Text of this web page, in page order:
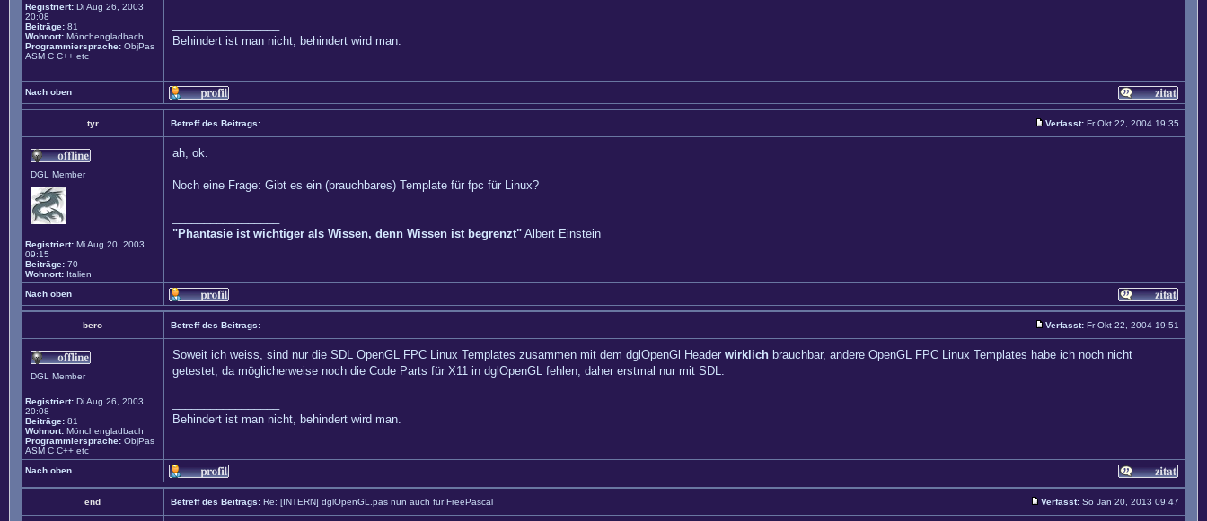
Registriert: Di Aug 26, 2003
20:08
Beiträge: 81
Wohnort: Mönchengladbach
Programmiersprache: ObjPas
ASM C C++ etc
Behindert ist man nicht, behindert wird man.
Nach oben
tyr Betreff des Beitrags: Verfasst: Fr Okt 22, 2004 19:35
DGL Member
Registriert: Mi Aug 20, 2003
09:15
Beiträge: 70
Wohnort: Italien
ah, ok.
Noch eine Frage: Gibt es ein (brauchbares) Template für fpc für Linux?
"Phantasie ist wichtiger als Wissen, denn Wissen ist begrenzt" Albert Einstein
Nach oben
bero Betreff des Beitrags: Verfasst: Fr Okt 22, 2004 19:51
DGL Member
Registriert: Di Aug 26, 2003
20:08
Beiträge: 81
Wohnort: Mönchengladbach
Programmiersprache: ObjPas
ASM C C++ etc
Soweit ich weiss, sind nur die SDL OpenGL FPC Linux Templates zusammen mit dem dglOpenGl Header wirklich brauchbar, andere OpenGL FPC Linux Templates habe ich noch nicht
getestet, da möglicherweise noch die Code Parts für X11 in dglOpenGL fehlen, daher erstmal nur mit SDL.
Behindert ist man nicht, behindert wird man.
Nach oben
end Betreff des Beitrags: Re: [INTERN] dglOpenGL.pas nun auch für FreePascal Verfasst: So Jan 20, 2013 09:47